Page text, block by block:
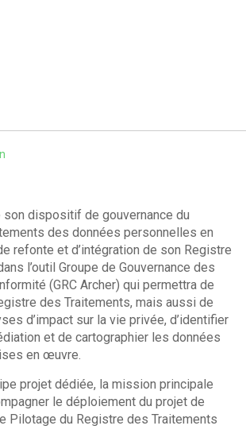
dispositif de gouvernance du
des données personnelles en
refonte et d’intégration de son Registre
l’outil Groupe de Gouvernance des
(GRC Archer) qui permettra de
des Traitements, mais aussi de
d’impact sur la vie privée, d’identifier
et de cartographier les données
en œuvre.
projet dédiée, la mission principale
le déploiement du projet de
Pilotage du Registre des Traitements